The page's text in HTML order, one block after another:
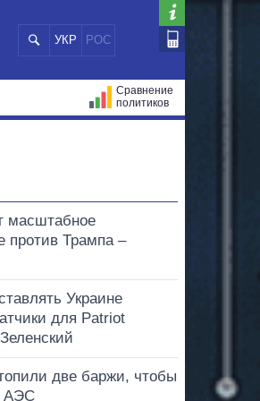
УКР РОС
Сравнение
политиков
масштабное
против Трампа –
Украине
для Patriot
две баржи, чтобы
АЭС